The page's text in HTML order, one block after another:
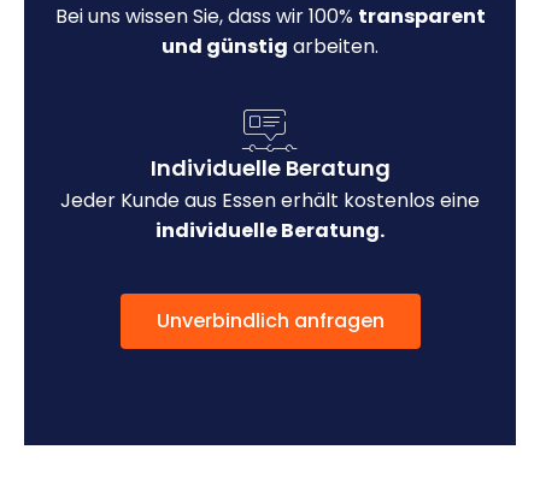
Bei uns wissen Sie, dass wir 100% transparent
und günstig arbeiten.
Individuelle Beratung
Jeder Kunde aus Essen erhält kostenlos eine
individuelle Beratung.
Unverbindlich anfragen